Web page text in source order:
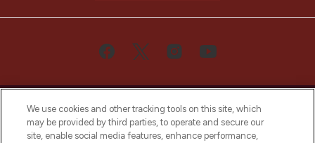
We use cookies and other tracking tools on this site, which
may be provided by third parties, to operate and secure our
site, enable social media features, enhance performance,